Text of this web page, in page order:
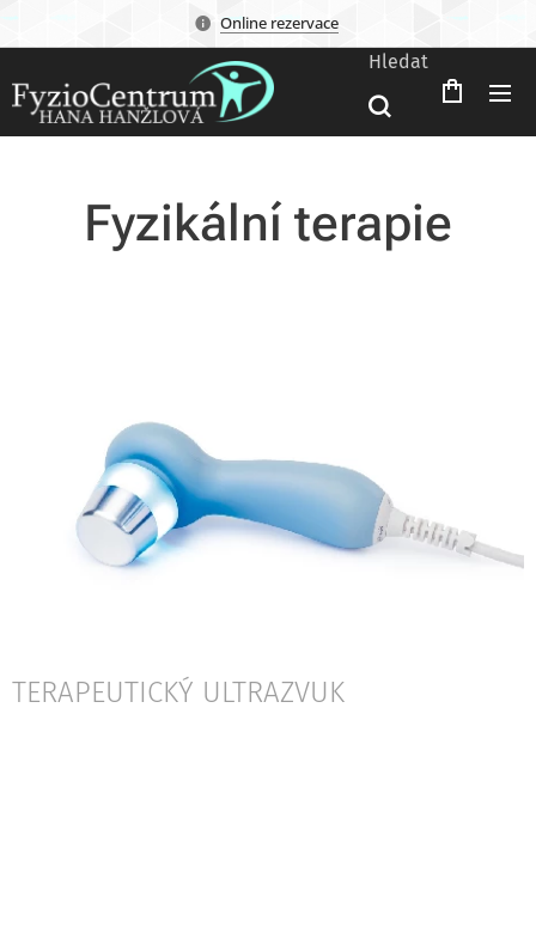
Online rezervace
Hledat
Fyzikální terapie
TERAPEUTICKÝ ULTRAZVUK